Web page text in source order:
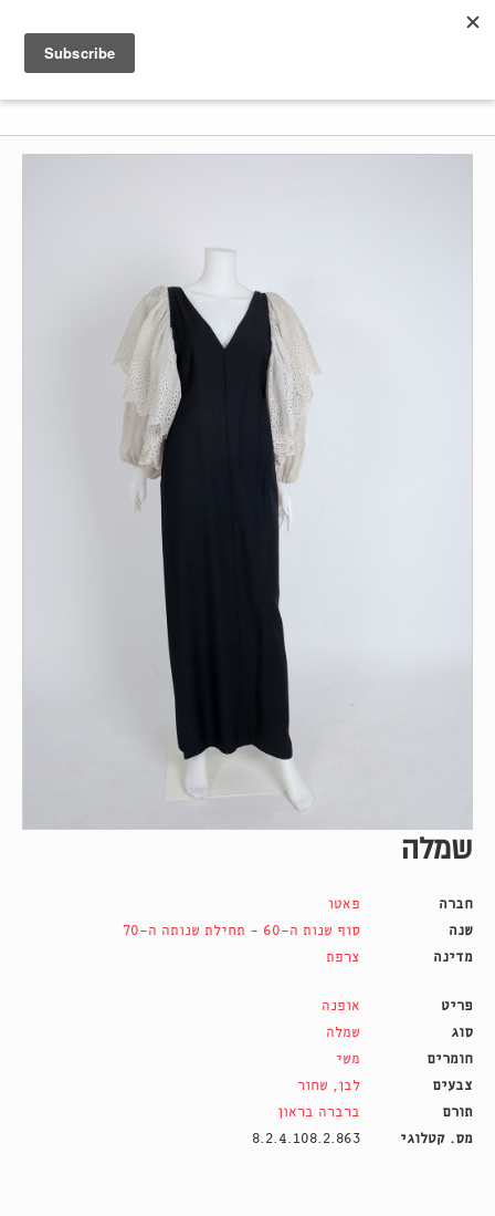
שמלה
חברה
פאטו
שנה
סוף שנות ה-60 - תחילת שנותה ה-70
מדינה
צרפת
פריט
אופנה
סוג
שמלה
חומרים
משי
צבעים
לבן, שחור
תורם
ברברה בראון
מס. קטלוגי
8.2.4.108.2.863